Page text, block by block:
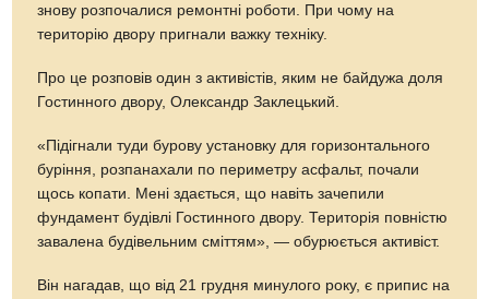
знову розпочалися ремонтні роботи. При чому на
територію двору пригнали важку техніку.
Про це розповів один з активістів, яким не байдужа доля
Гостинного двору, Олександр Заклецький.
«Підігнали туди бурову установку для горизонтального
буріння, розпанахали по периметру асфальт, почали
щось копати. Мені здається, що навіть зачепили
фундамент будівлі Гостинного двору. Територія повністю
завалена будівельним сміттям», — обурюється активіст.
Він нагадав, що від 21 грудня минулого року, є припис на